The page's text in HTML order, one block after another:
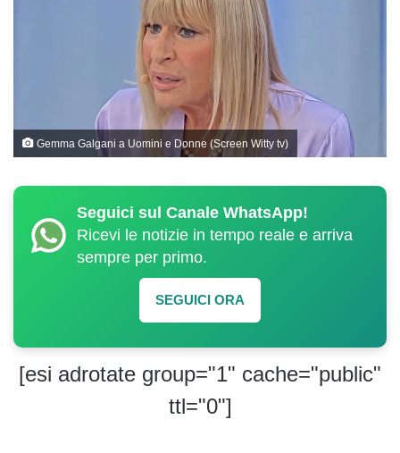
Gemma Galgani a Uomini e Donne (Screen Witty tv)
Seguici sul Canale WhatsApp!
Ricevi le notizie in tempo reale e arriva
sempre per primo.
SEGUICI ORA
[esi adrotate group="1" cache="public"
ttl="0"]